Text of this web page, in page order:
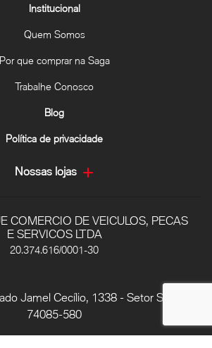
Institucional
Quem Somos
Por que comprar na Saga
Trabalhe Conosco
Blog
Política de privacidade
Nossas lojas
COMERCIO DE VEICULOS, PECAS
E SERVICOS LTDA
20.374.616/0001-30
Jamel Cecílio, 1338 - Setor Sul, -
74085-580